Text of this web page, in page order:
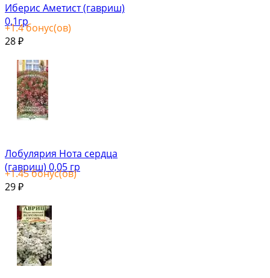
Иберис Аметист (гавриш)
0,1гр
+1.4бонус(ов)
28 ₽
Лобулярия Нота сердца
(гавриш) 0,05 гр
+1.45бонус(ов)
29 ₽